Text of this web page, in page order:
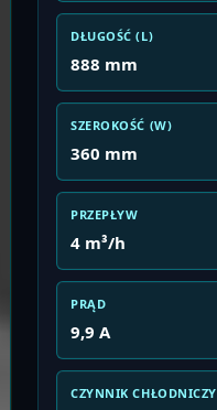
DŁUGOŚĆ (L)
888 mm
SZEROKOŚĆ (W)
360 mm
PRZEPŁYW
4 m³/h
PRĄD
9,9 A
CZYNNIK CHŁODNICZY